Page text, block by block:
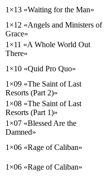
1×13 «Waiting for the Man»
1×12 «Angels and Ministers of
Grace»
1×11 «A Whole World Out
There»
1×10 «Quid Pro Quo»
1×09 «The Saint of Last
Resorts (Part 2)»
1×08 «The Saint of Last
Resorts (Part 1)»
1×07 «Blessed Are the
Damned»
1×06 «Rage of Caliban»
1×06 «Rage of Caliban»